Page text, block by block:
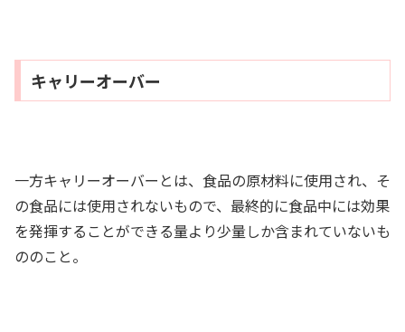
キャリーオーバー
一方キャリーオーバーとは、食品の原材料に使用され、そ
の食品には使用されないもので、最終的に食品中には効果
を発揮することができる量より少量しか含まれていないも
ののこと。